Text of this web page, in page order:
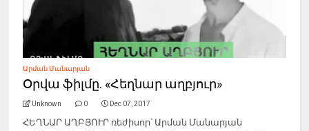
Արման Մանարյան
Օրվա ֆիլմը. «Հեղնար աղբյուր»
Unknown 0 Dec 07, 2017
ՀԵՂՆԱՐ ԱՂԲՅՈՒՐ ռեժիսոր՝ Արման Մանարյան